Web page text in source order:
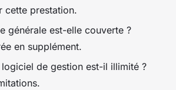
cette prestation.
générale est-elle couverte ?
en supplément.
logiciel de gestion est-il illimité ?